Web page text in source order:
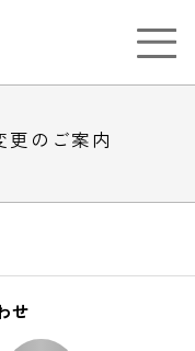
のご案内
せ